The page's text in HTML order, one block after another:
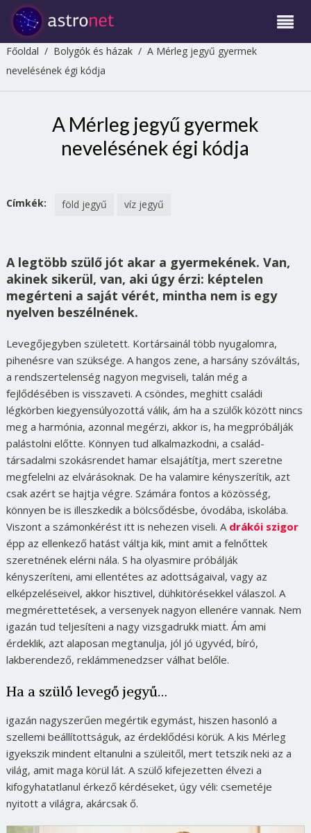
Főoldal / Bolygók és házak/ A Mérleg jegyű gyermek
nevelésének égi kódja
A Mérleg jegyű gyermek
nevelésének égi kódja
Címkék: föld jegyű víz jegyű
A legtöbb szülő jót akar a gyermekének. Van,
akinek sikerül, van, aki úgy érzi: képtelen
megérteni a saját vérét, mintha nem is egy
nyelven beszélnének.
Levegőjegyben született. Kortársainál több nyugalomra,
pihenésre van szüksége. A hangos zene, a harsány szóváltás,
a rendszertelenség nagyon megviseli, talán még a
fejlődésében is visszaveti. A csöndes, meghitt családi
légkörben kiegyensúlyozottá válik, ám ha a szülők között nincs
meg a harmónia, azonnal megérzi, akkor is, ha megpróbálják
palástolni előtte. Könnyen tud alkalmazkodni, a család-
társadalmi szokásrendet hamar elsajátítja, mert szeretne
megfelelni az elvárásoknak. De ha valamire kényszerítik, azt
csak azért se hajtja végre. Számára fontos a közösség,
könnyen be is illeszkedik a bölcsődésbe, óvodába, iskolába.
Viszont a számonkérést itt is nehezen viseli. A drákói szigor
épp az ellenkező hatást váltja kik, mint amit a felnőttek
szeretnének elérni nála. S ha olyasmire próbálják
kényszeríteni, ami ellentétes az adottságaival, vagy az
elképzeléseivel, akkor hisztivel, dühkitörésekkel válaszol. A
megmérettetések, a versenyek nagyon ellenére vannak. Nem
igazán tud teljesíteni a nagy vizsgadrukk miatt. Ám ami
érdeklik, azt alaposan megtanulja, jól jó ügyvéd, bíró,
lakberendező, reklámmenedzser válhat belőle.
Ha a szülő levegő jegyű…
igazán nagyszerűen megértik egymást, hiszen hasonló a
szellemi beállítottságuk, az érdeklődési körük. A kis Mérleg
igyekszik mindent eltanulni a szüleitől, mert tetszik neki az a
világ, amit maga körül lát. A szülő kifejezetten élvezi a
kifogyhatatlanul érkező kérdéseket, úgy véli: csemetéje
nyitott a világra, akárcsak ő.